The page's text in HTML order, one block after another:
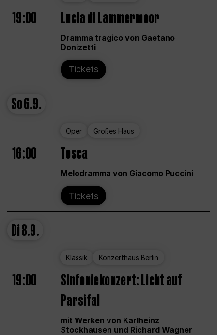
19:00 Lucia di Lammermoor
Dramma tragico von Gaetano
Donizetti
Tickets
So6.9.
Oper Großes Haus
16:00 Tosca
Melodramma von Giacomo Puccini
Tickets
Di8.9.
Klassik Konzerthaus Berlin
19:00
Sinfoniekonzert: Licht auf
Parsifal
mit Werken von Karlheinz
Stockhausen und Richard Wagner